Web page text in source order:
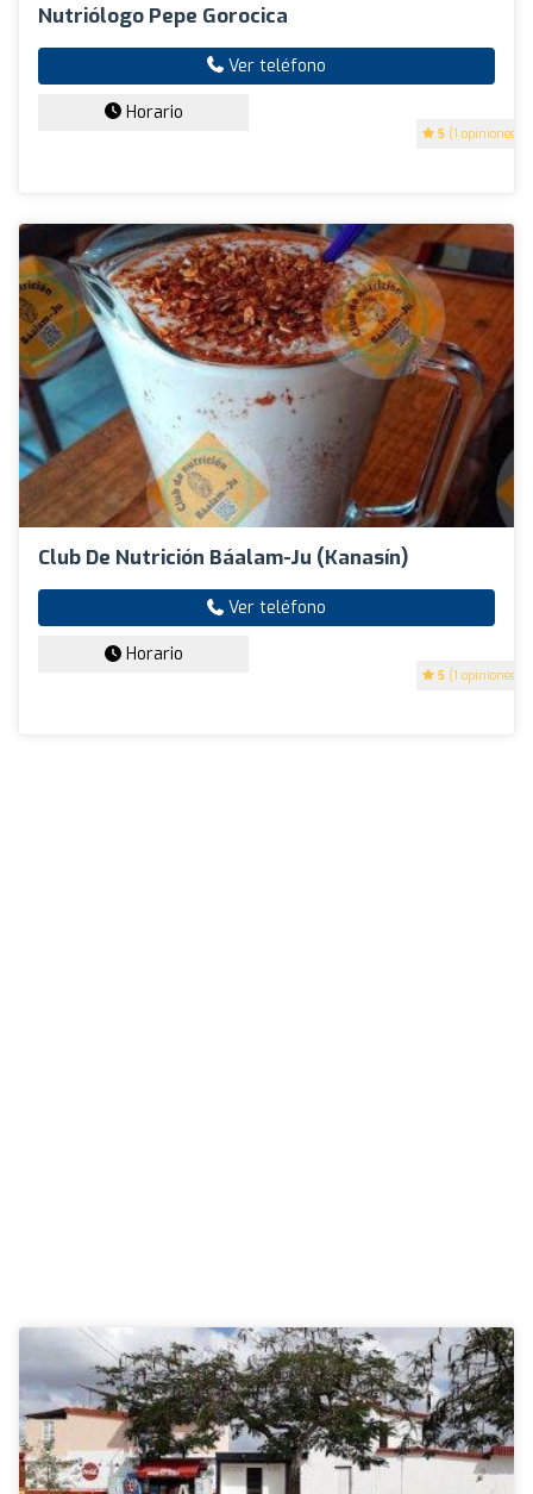
Nutriólogo Pepe Gorocica
5 (1 opiniones)
Ver teléfono
Horario
Club De Nutrición Báalam-Ju (kanasín)
5 (1 opiniones)
Ver teléfono
Horario